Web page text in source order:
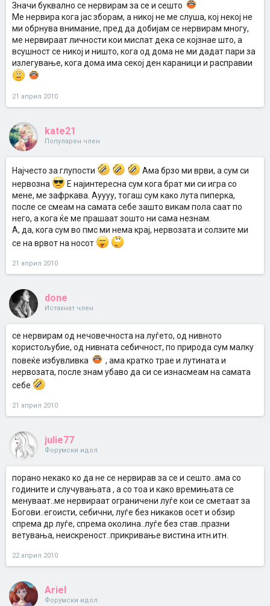
Значи буквално се нервирам за се и сешто
Ме нервира кога јас зборам, а никој не ме слуша, кој некој не
ми обрнува внимание, пред да добијам се нервирам многу,
ме нервираат личности кои мислат дека се којзнае што, а
всушност се никој и ништо, кога од дома не ми дадат пари за
излегување, кога дома има секој ден караници и расправии
21 април 2010
kate21
Популарен член
Најчесто за глупости
Ама брзо ми врви, а сум си
нервозна
Е најинтересна сум кога брат ми си игра со
мене, ме зафркава. Ауууу, тогаш сум како лута пиперка,
после се смеам на самата себе зашто викам пола саат по
него, а кога ќе ме прашаат зошто ни сама незнам.
А, да, кога сум во пмс ми нема крај, нервозата и солзите ми
се на врвот на носот
21 април 2010
done
Истакнат член
се нервирам од нечовечноста на луѓето, од нивното
користољубие, од нивната себичност, по природа сум малку
повеќе избувливка
, ама кратко трае и лутината и
нервозата, после знам убаво да си се изнасмеам на самата
себе
21 април 2010
julie77
Форумски идол
порано некако ко да не се нервирав за се и сешто..ама со
годините и случувањата , а со тоа и како времињата се
менуваат..ме нервираат ограничени луѓе кои се сметаат за
Богови..егоисти, себични, луѓе без никаков осет и обзир
спрема др луѓе, спрема околина..луѓе без став..празни
ветувања, неискреност..прикривање вистина итн.итн.
22 април 2010
Ariel
Форумски идол